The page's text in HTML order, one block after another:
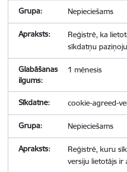
Nepieciešams
Reģistrē, ka
sīkdatņu
1 mēnesis
cookie-agreed-
Nepieciešams
Reģistrē, kuru
versiju lietotājs ir